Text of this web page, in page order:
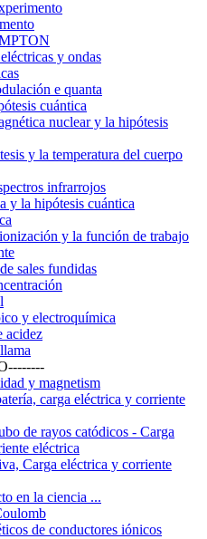
y ondas
e quanta
cuántica
nuclear y la hipótesis
y la temperatura del cuerpo
infrarrojos
y la hipótesis cuántica
y la función de trabajo
sales fundidas
y electroquímica
acidez
y magnetism
carga eléctrica y corriente
de rayos catódicos - Carga
eléctrica
Carga eléctrica y corriente
en la ciencia ...
de conductores iónicos